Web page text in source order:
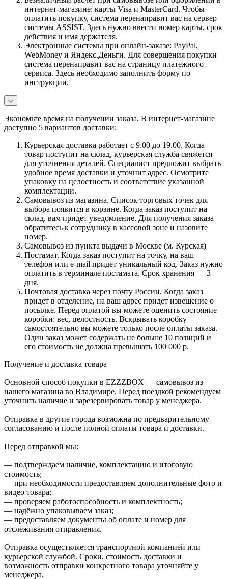
интернет-магазине: карты Visa и MasterCard. Чтобы
оплатить покупку, система перенаправит вас на сервер
системы ASSIST. Здесь нужно ввести номер карты, срок
действия и имя держателя.
Электронные системы при онлайн-заказе: PayPal,
WebMoney и Яндекс.Деньги. Для совершения покупки
система перенаправит вас на страницу платежного
сервиса. Здесь необходимо заполнить форму по
инструкции.
Экономьте время на получении заказа. В интернет-магазине
доступно 5 вариантов доставки:
Курьерская доставка работает с 9.00 до 19.00. Когда
товар поступит на склад, курьерская служба свяжется
для уточнения деталей. Специалист предложит выбрать
удобное время доставки и уточнит адрес. Осмотрите
упаковку на целостность и соответствие указанной
комплектации.
Самовывоз из магазина. Список торговых точек для
выбора появится в корзине. Когда заказ поступит на
склад, вам придет уведомление. Для получения заказа
обратитесь к сотруднику в кассовой зоне и назовите
номер.
Самовывоз из пункта выдачи в Москве (м. Курская)
Постамат. Когда заказ поступит на точку, на ваш
телефон или e-mail придет уникальный код. Заказ нужно
оплатить в терминале постамата. Срок хранения — 3
дня.
Почтовая доставка через почту России. Когда заказ
придет в отделение, на ваш адрес придет извещение о
посылке. Перед оплатой вы можете оценить состояние
коробки: вес, целостность. Вскрывать коробку
самостоятельно вы можете только после оплаты заказа.
Один заказ может содержать не больше 10 позиций и
его стоимость не должна превышать 100 000 р.
Получение и доставка товара
Основной способ покупки в EZZZBOX — самовывоз из
нашего магазина во Владимире. Перед поездкой рекомендуем
уточнить наличие и зарезервировать товар у менеджера.
Отправка в другие города возможна по предварительному
согласованию и после полной оплаты товара и доставки.
Перед отправкой мы:
— подтверждаем наличие, комплектацию и итоговую
стоимость;
— при необходимости предоставляем дополнительные фото и
видео товара;
— проверяем работоспособность и комплектность;
— надёжно упаковываем заказ;
— предоставляем документы об оплате и номер для
отслеживания отправления.
Отправка осуществляется транспортной компанией или
курьерской службой. Сроки, стоимость доставки и
возможность отправки конкретного товара уточняйте у
менеджера.